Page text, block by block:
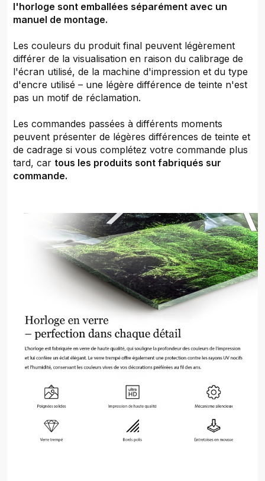
l'horloge sont emballées séparément avec un
manuel de montage.
Les couleurs du produit final peuvent légèrement
différer de la visualisation en raison du calibrage de
l'écran utilisé, de la machine d'impression et du type
d'encre utilisé – une légère différence de teinte n'est
pas un motif de réclamation.
Les commandes passées à différents moments
peuvent présenter de légères différences de teinte et
de cadrage si vous complétez votre commande plus
tard, car tous les produits sont fabriqués sur
commande.